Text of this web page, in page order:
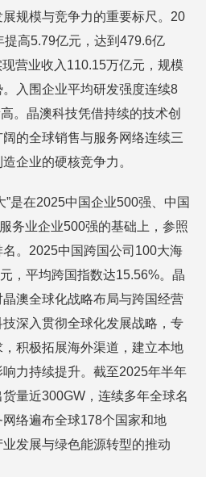
规模与竞争力的重要标尺。20
高5.79亿元，达到479.6亿
营业收入110.15万亿元，规模
入围企业平均研发强度连续8
。晶澳科技凭借持续的技术创
的全球销售与服务网络连续三
企业的硬核竞争力。
”是在2025中国企业500强、中国
务业企业500强的基础上，参照
。2025中国跨国公司100大海
，平均跨国指数达15.56%。晶
澳全球化战略布局与跨国经营
深入贯彻全球化发展战略，专
积极拓展海外渠道，建立本地
力持续提升。截至2025年半年
量近300GW，连续多年全球名
络遍布全球178个国家和地
发展与绿色能源转型的推动